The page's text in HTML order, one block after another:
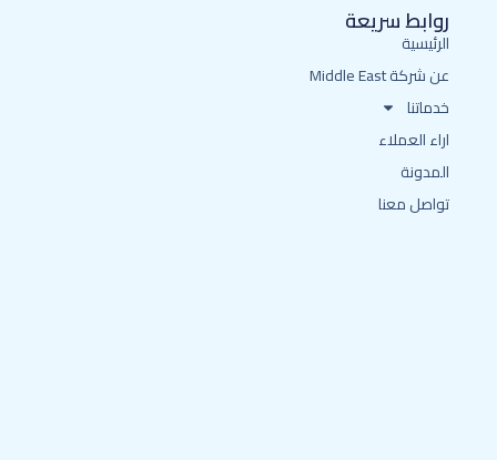
روابط سريعة
الرئيسية
عن شركة Middle East
خدماتنا
اراء العملاء
المدونة
تواصل معنا